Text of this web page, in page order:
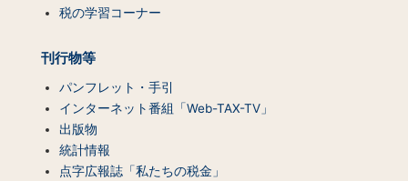
税の学習コーナー
刊行物等
パンフレット・手引
インターネット番組「Web-TAX-TV」
出版物
統計情報
点字広報誌「私たちの税金」